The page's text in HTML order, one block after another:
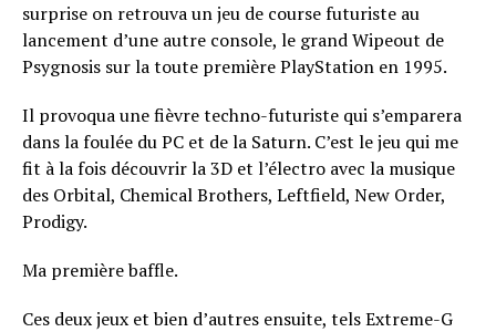
surprise on retrouva un jeu de course futuriste au
lancement d’une autre console, le grand Wipeout de
Psygnosis sur la toute première PlayStation en 1995.
Il provoqua une fièvre techno-futuriste qui s’emparera
dans la foulée du PC et de la Saturn. C’est le jeu qui me
fit à la fois découvrir la 3D et l’électro avec la musique
des Orbital, Chemical Brothers, Leftfield, New Order,
Prodigy.
Ma première baffle.
Ces deux jeux et bien d’autres ensuite, tels Extreme-G